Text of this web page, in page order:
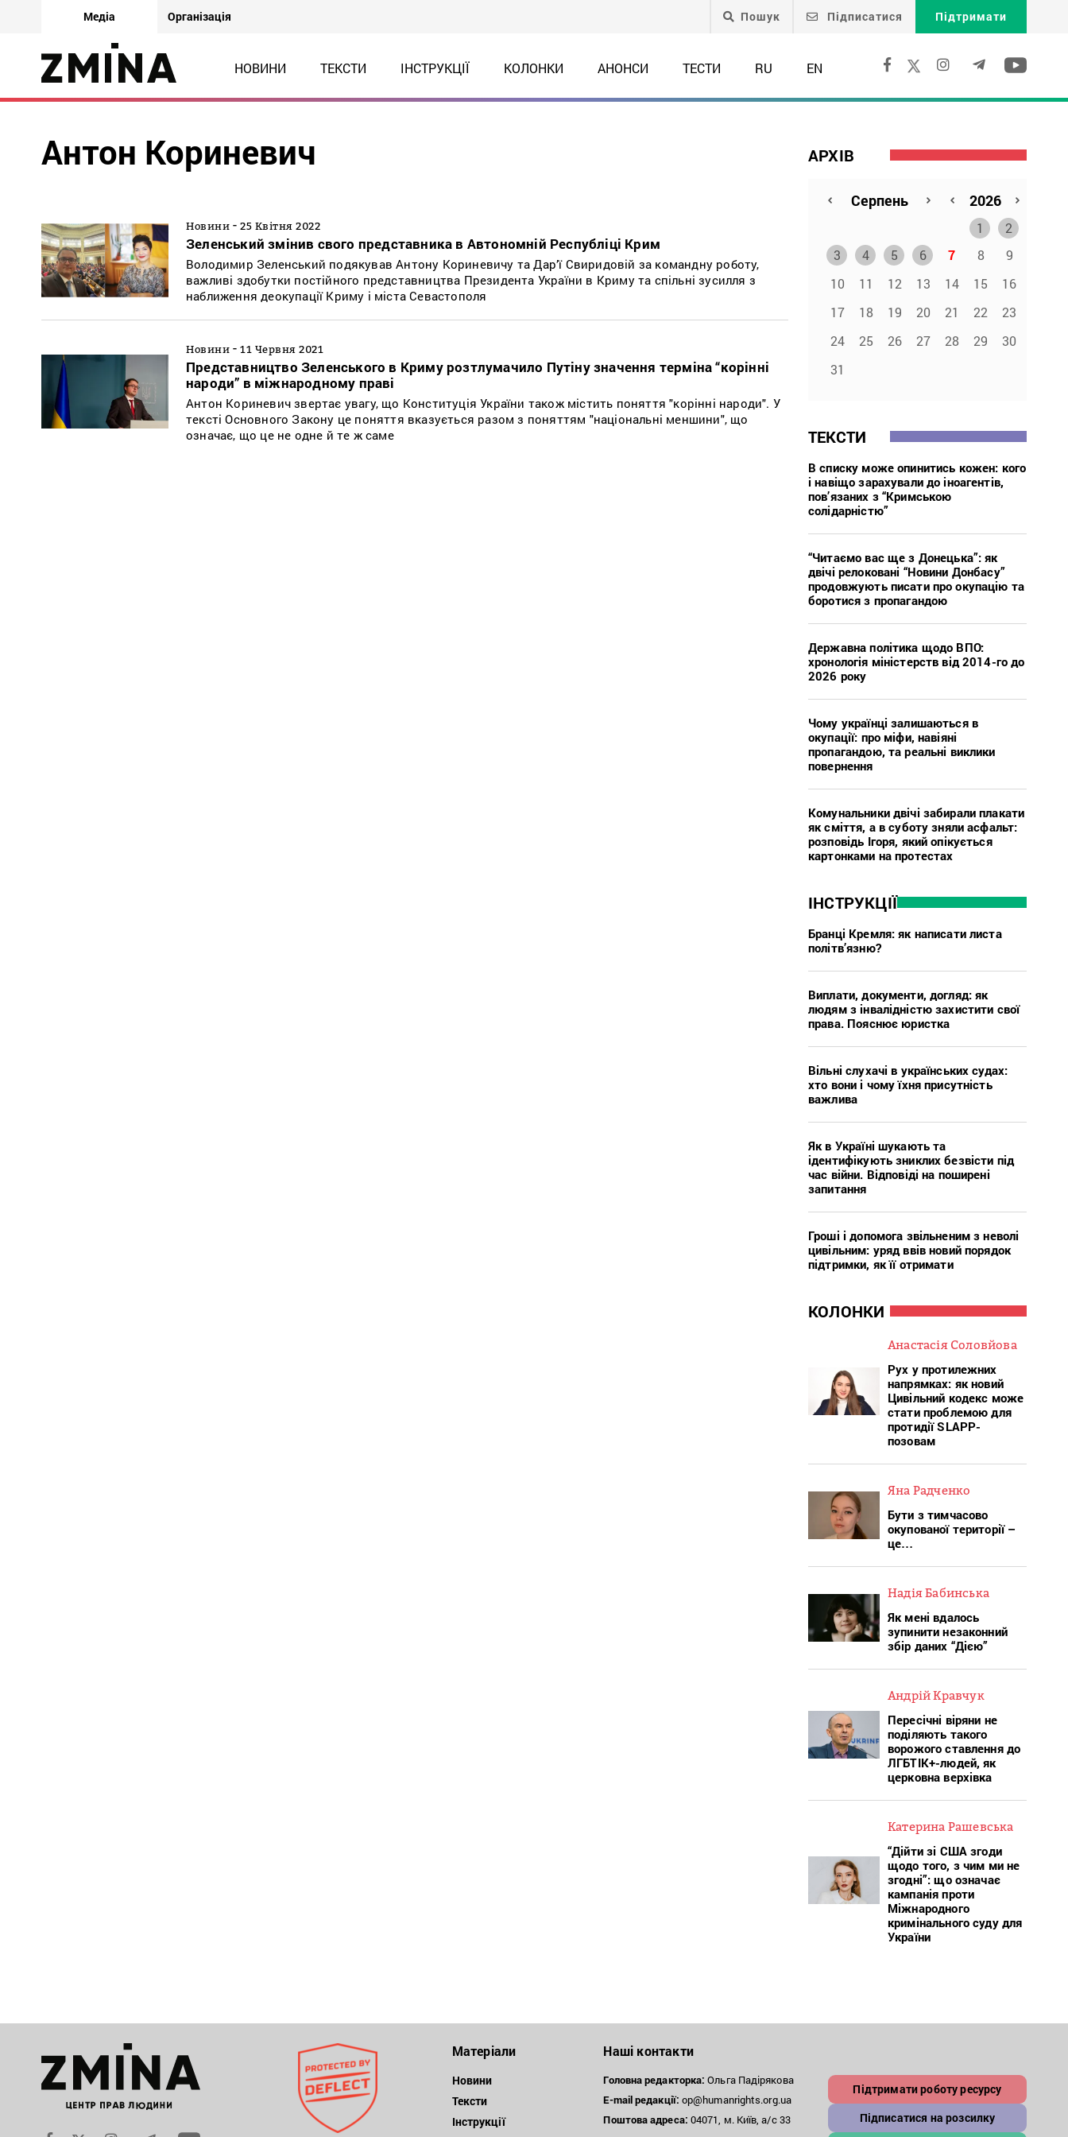
Медіа Організація Пошук Підписатися Підтримати
НОВИНИ ТЕКСТИ ІНСТРУКЦІЇ КОЛОНКИ АНОНСИ ТЕСТИ RU EN
Антон Кориневич
Новини - 25 Квітня 2022
Зеленський змінив свого представника в Автономній Республіці Крим
Володимир Зеленський подякував Антону Кориневичу та Дар’ї Свиридовій за командну роботу,
важливі здобутки постійного представництва Президента України в Криму та спільні зусилля з
наближення деокупації Криму і міста Севастополя
Новини - 11 Червня 2021
Представництво Зеленського в Криму розтлумачило Путіну значення терміна “корінні
народи” в міжнародному праві
Антон Кориневич звертає увагу, що Конституція України також містить поняття "корінні народи". У
тексті Основного Закону це поняття вказується разом з поняттям "національні меншини", що
означає, що це не одне й те ж саме
АРХІВ
1
2
3
4 5 6 7 8
9
10
11 12 13 14 15
16
17
18 19 20 21 22
23
24
25 26 27 28 29
30
31
ТЕКСТИ
В списку може опинитись кожен: кого
і навіщо зарахували до іноагентів,
пов’язаних з “Кримською
солідарністю”
“Читаємо вас ще з Донецька”: як
двічі релоковані “Новини Донбасу”
продовжують писати про окупацію та
боротися з пропагандою
Державна політика щодо ВПО:
хронологія міністерств від 2014-го до
2026 року
Чому українці залишаються в
окупації: про міфи, навіяні
пропагандою, та реальні виклики
повернення
Комунальники двічі забирали плакати
як сміття, а в суботу зняли асфальт:
розповідь Ігоря, який опікується
картонками на протестах
ІНСТРУКЦІЇ
Бранці Кремля: як написати листа
політв’язню?
Виплати, документи, догляд: як
людям з інвалідністю захистити свої
права. Пояснює юристка
Вільні слухачі в українських судах:
хто вони і чому їхня присутність
важлива
Як в Україні шукають та
ідентифікують зниклих безвісти під
час війни. Відповіді на поширені
запитання
Гроші і допомога звільненим з неволі
цивільним: уряд ввів новий порядок
підтримки, як її отримати
КОЛОНКИ
Анастасія Соловйова
Рух у протилежних
напрямках: як новий
Цивільний кодекс може
стати проблемою для
протидії SLAPP-
позовам
Яна Радченко
Бути з тимчасово
окупованої території –
це…
Надія Бабинська
Як мені вдалось
зупинити незаконний
збір даних “Дією”
Андрій Кравчук
Пересічні віряни не
поділяють такого
ворожого ставлення до
ЛГБТІК+-людей, як
церковна верхівка
Катерина Рашевська
“Дійти зі США згоди
щодо того, з чим ми не
згодні”: що означає
кампанія проти
Міжнародного
кримінального суду для
України
Матеріали
Новини
Тексти
Інструкції
Наші контакти
Головна редакторка: Ольга Падірякова
E-mail редакції: op@humanrights.org.ua
Поштоваадреса: 04071, м. Київ, а/с 33
Підтримати роботу ресурсу
Підписатися на розсилку